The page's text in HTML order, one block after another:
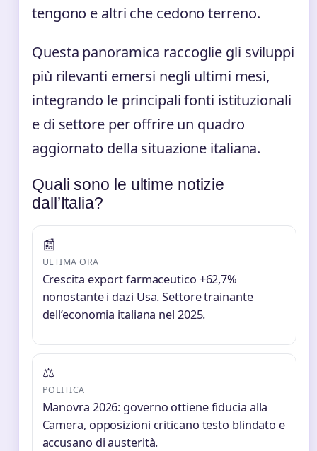
tengono e altri che cedono terreno.
Questa panoramica raccoglie gli sviluppi
più rilevanti emersi negli ultimi mesi,
integrando le principali fonti istituzionali
e di settore per offrire un quadro
aggiornato della situazione italiana.
Quali sono le ultime notizie
dall’Italia?
📰
ULTIMA ORA
Crescita export farmaceutico +62,7%
nonostante i dazi Usa. Settore trainante
dell’economia italiana nel 2025.
⚖️
POLITICA
Manovra 2026: governo ottiene fiducia alla
Camera, opposizioni criticano testo blindato e
accusano di austerità.